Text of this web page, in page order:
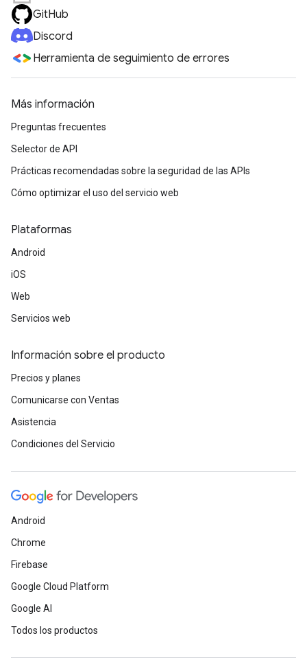
GitHub
Discord
Herramienta de seguimiento de errores
Más información
Preguntas frecuentes
Selector de API
Prácticas recomendadas sobre la seguridad de las APIs
Cómo optimizar el uso del servicio web
Plataformas
Android
iOS
Web
Servicios web
Información sobre el producto
Precios y planes
Comunicarse con Ventas
Asistencia
Condiciones del Servicio
Android
Chrome
Firebase
Google Cloud Platform
Google AI
Todos los productos